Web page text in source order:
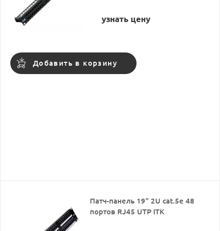
узнать цену
Добавить в корзину
Патч-панель 19" 2U cat.5e 48
портов RJ45 UTP ITK